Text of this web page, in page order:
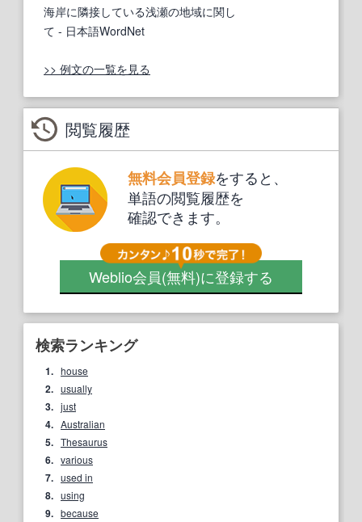
海岸に隣接している浅瀬の地域に関し
て - 日本語WordNet
>> 例文の一覧を見る
閲覧履歴
無料会員登録をすると、
単語の閲覧履歴を
確認できます。
Weblio会員(無料)に登録する
検索ランキング
1. house
2. usually
3. just
4. Australian
5. Thesaurus
6. various
7. used in
8. using
9. because